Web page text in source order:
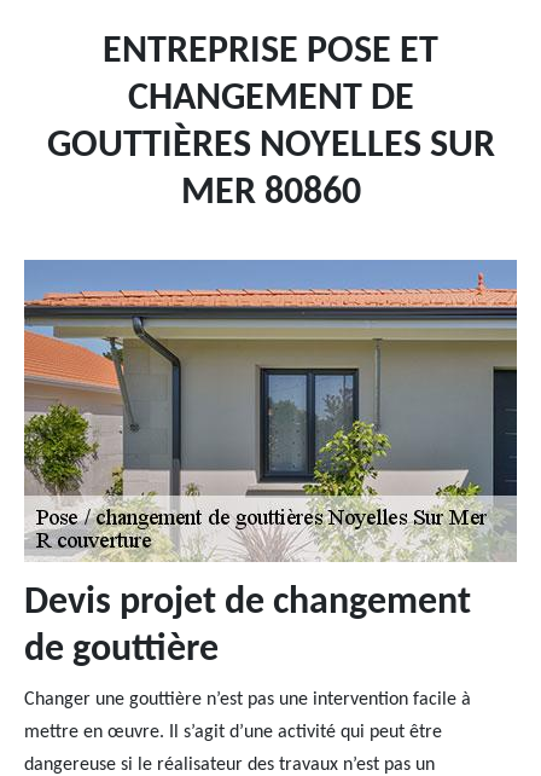
ENTREPRISE POSE ET
CHANGEMENT DE
GOUTTIÈRES NOYELLES SUR
MER 80860
Devis projet de changement
de gouttière
Changer une gouttière n’est pas une intervention facile à
mettre en œuvre. Il s’agit d’une activité qui peut être
dangereuse si le réalisateur des travaux n’est pas un